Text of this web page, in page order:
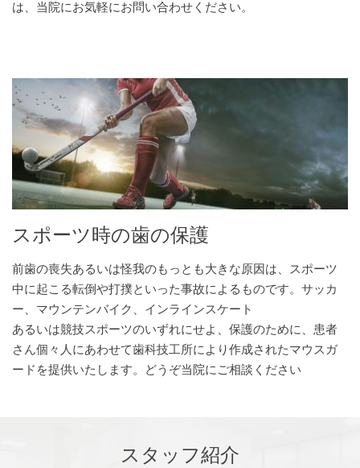
は、当院にお気軽にお問い合わせください。
スポーツ時の歯の保護
前歯の喪失あるいは怪我のもっとも大きな原因は、スポーツ
中に起こる転倒や打撲といった事故によるものです。サッカ
ー、マウンテンバイク、インラインスケート
あるいは競技スポーツのいずれにせよ、保護のために、患者
さん個々人にあわせて歯科技工所により作成されたマウスガ
ードを提供いたします。どうぞ当院にご相談ください
スタッフ紹介